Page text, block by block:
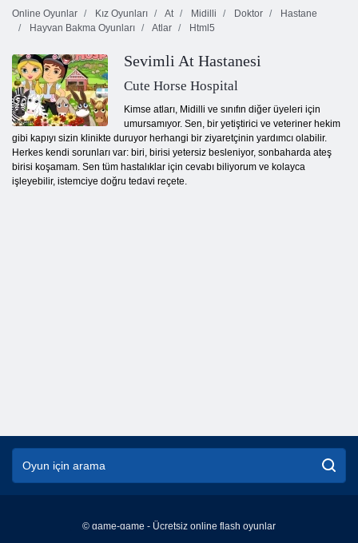
Online Oyunlar
Kız Oyunları At Midilli Doktor
Hastane
Hayvan Bakma Oyunları
Atlar Html5
Sevimli At Hastanesi
Cute Horse Hospital
Kimse atları, Midilli ve sınıfın diğer üyeleri için
umursamıyor. Sen, bir yetiştirici ve veteriner hekim
gibi kapıyı sizin klinikte duruyor herhangi bir ziyaretçinin yardımcı olabilir.
Herkes kendi sorunları var: biri, birisi yetersiz besleniyor, sonbaharda ateş
birisi koşamam. Sen tüm hastalıklar için cevabı biliyorum ve kolayca
işleyebilir, istemciye doğru tedavi reçete.
© game-game - Ücretsiz online flash oyunlar